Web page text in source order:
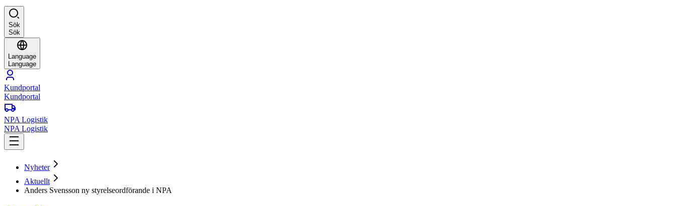
Sök
Sök
Language
Language
Kundportal
Kundportal
NPA Logistik
NPA Logistik
Nyheter
Aktuellt
Anders Svensson ny styrelseordförande i NPA